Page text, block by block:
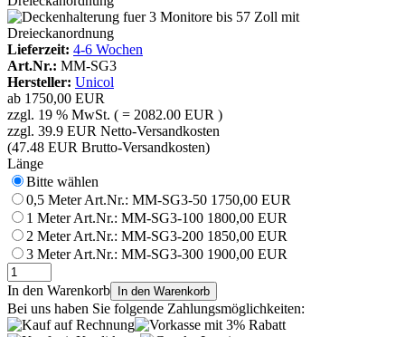
Lieferzeit: 4-6 Wochen
Art.Nr.: MM-SG3
Hersteller: Unicol
ab 1750,00 EUR
zzgl. 19 % MwSt. ( = 2082.00 EUR )
zzgl. 39.9 EUR Netto-Versandkosten
(47.48 EUR Brutto-Versandkosten)
Länge
Bitte wählen
0,5 MeterArt.Nr.: MM-SG3-50 1750,00 EUR
1 MeterArt.Nr.: MM-SG3-100 1800,00 EUR
2 MeterArt.Nr.: MM-SG3-200 1850,00 EUR
3 MeterArt.Nr.: MM-SG3-300 1900,00 EUR
In den Warenkorb In den Warenkorb
Bei uns haben Sie folgende Zahlungsmöglichkeiten: